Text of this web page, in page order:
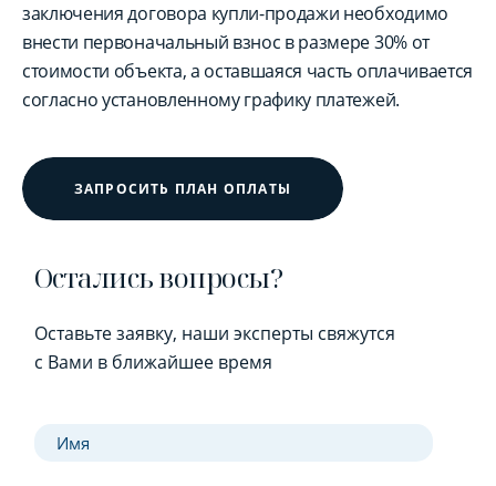
заключения договора купли-продажи необходимо
внести первоначальный взнос в размере 30% от
стоимости объекта, а оставшаяся часть оплачивается
согласно установленному графику платежей.
ЗАПРОСИТЬ ПЛАН ОПЛАТЫ
Остались вопросы?
Оставьте заявку, наши эксперты свяжутся
с Вами в ближайшее время